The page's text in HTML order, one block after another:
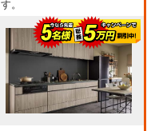
す。